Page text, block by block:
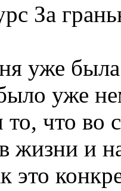
За
уже
уже
что во
жизни и
это